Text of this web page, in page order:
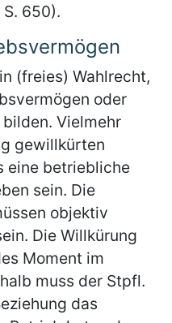
650).
(freies) Wahlrecht,
oder
Vielmehr
gewillkürten
eine betriebliche
sein. Die
objektiv
Die Willkürung
Moment im
muss der Stpfl.
das